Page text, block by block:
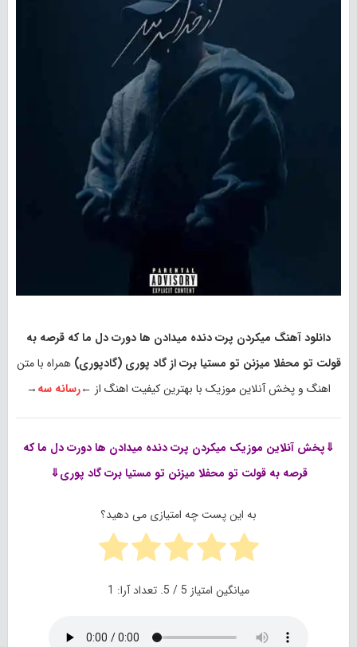
دانلود آهنگ میکردن پرت دنده میدادن ها دورت دل ما که قرصه به
قولت تو محفلا میزنن تو مستیا برت از گاد پوری (گادپوری)همراه با متن
اهنگ و پخش آنلاین موزیک با بهترین کیفیت اهنگ از ←رسانه سه→
⇓پخش آنلاین موزیک میکردن پرت دنده میدادن ها دورت دل ما که
قرصه به قولت تو محفلا میزنن تو مستیا برت گاد پوری⇓
به این پست چه امتیازی می دهید؟
میانگین امتیاز 5 / 5. تعداد آرا: 1